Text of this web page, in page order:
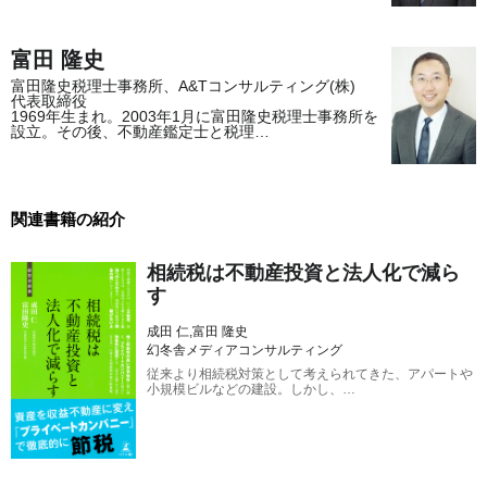
富田 隆史
富田隆史税理士事務所、A&Tコンサルティング(株)
代表取締役
1969年生まれ。2003年1月に富田隆史税理士事務所を
設立。その後、不動産鑑定士と税理…
関連書籍の紹介
相続税は不動産投資と法人化で減ら
す
成田 仁,富田 隆史
幻冬舎メディアコンサルティング
従来より相続税対策として考えられてきた、アパートや
小規模ビルなどの建設。しかし、…